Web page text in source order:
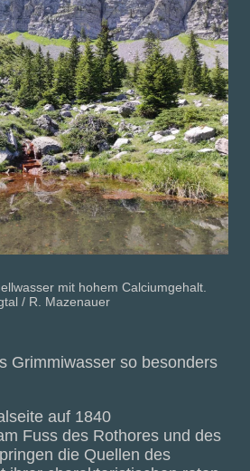
mit hohem Calciumgehalt.
/ R. Mazenauer
Grimmiwasser so besonders
auf 1840
Fuss des Rothores und des
die Quellen des